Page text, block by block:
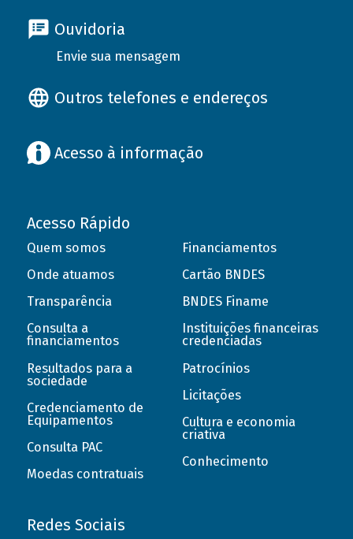
Ouvidoria
Envie sua mensagem
Outros telefones e endereços
Acesso à informação
Acesso Rápido
Quem somos
Onde atuamos
Transparência
Consulta a
financiamentos
Resultados para a
sociedade
Credenciamento de
Equipamentos
Consulta PAC
Moedas contratuais
Financiamentos
Cartão BNDES
BNDES Finame
Instituições financeiras
credenciadas
Patrocínios
Licitações
Cultura e economia
criativa
Conhecimento
Redes Sociais